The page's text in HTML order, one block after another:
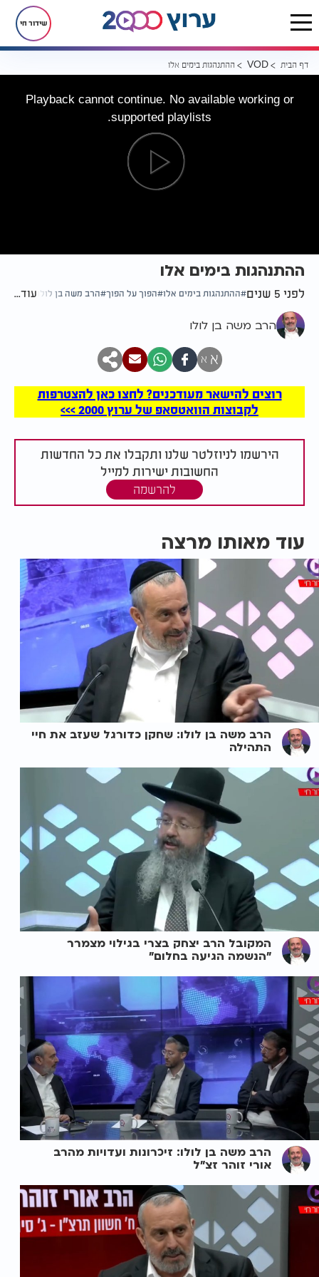
שידור חי
דף הבית VOD ההתנהגות בימים אלו
Playback cannot continue. No available working or
supported playlists.
ההתנהגות בימים אלו
לפני 5 שנים ההתנהגות בימים אלו הפוך על הפוך הרב משה בן לולו עוד...
הרב משה בן לולו
א א
רוצים להישאר מעודכנים? לחצו כאן להצטרפות
לקבוצות הוואטסאפ של ערוץ 2000 >>>
הירשמו לניוזלטר שלנו ותקבלו את כל החדשות
החשובות ישירות למייל
להרשמה
עוד מאותו מרצה
הרב משה בן לולו: שחקן כדורגל שעזב את חיי
התהילה
המקובל הרב יצחק בצרי בגילוי מצמרר
"הנשמה הגיעה בחלום"
הרב משה בן לולו: זיכרונות ועדויות מהרב
אורי זוהר זצ"ל